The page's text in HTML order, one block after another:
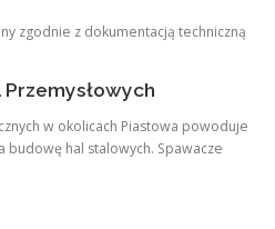
zgodnie z dokumentacją techniczną
Przemysłowych
w okolicach Piastowa powoduje
hal stalowych. Spawacze